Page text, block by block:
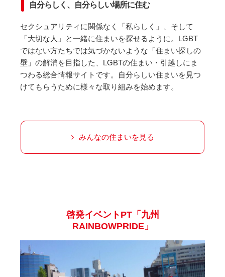
自分らしく、自分らしい場所に住む
セクシュアリティに関係なく「私らしく」、そして
「大切な人」と一緒に住まいを探せるように。LGBT
ではない方たちでは気づかないような「住まい探しの
壁」の解消を目指した、LGBTの住まい・引越しにま
つわる総合情報サイトです。自分らしい住まいを見つ
けてもらうために様々な取り組みを始めます。
みんなの住まいを見る
啓発イベントPT「九州
RAINBOWPRIDE」